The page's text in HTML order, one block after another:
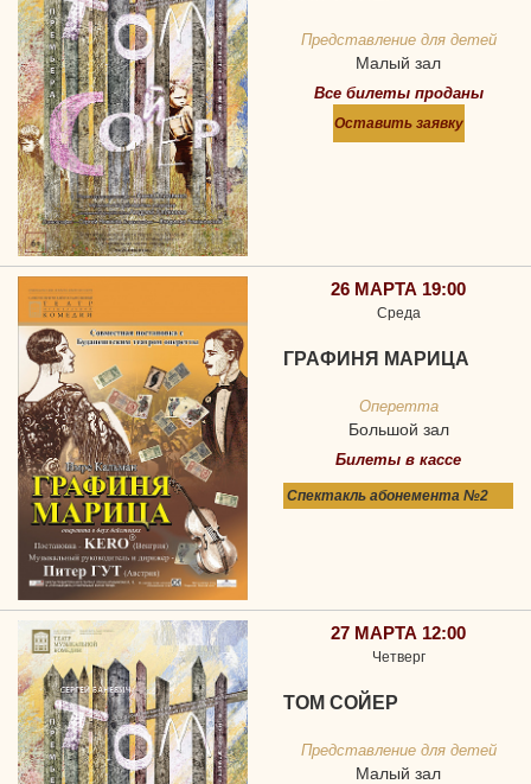
Представление для детей
Малый зал
Все билеты проданы
Оставить заявку
26 МАРТА 19:00
Среда
ГРАФИНЯ МАРИЦА
Оперетта
Большой зал
Билеты в кассе
Спектакль абонемента №2
27 МАРТА 12:00
Четверг
ТОМ СОЙЕР
Представление для детей
Малый зал